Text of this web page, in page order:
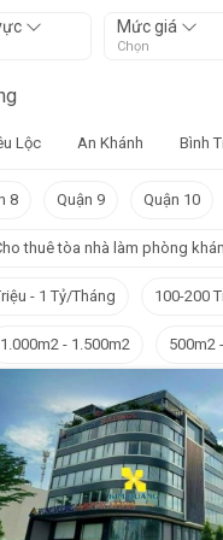
Mức giá
Chọn
Lộc An Khánh Bình
8 Quận 9 Quận 10
thuê tòa nhà làm phòng
- 1 Tỷ/Tháng 100-200
1.000m2 - 1.500m2 500m2